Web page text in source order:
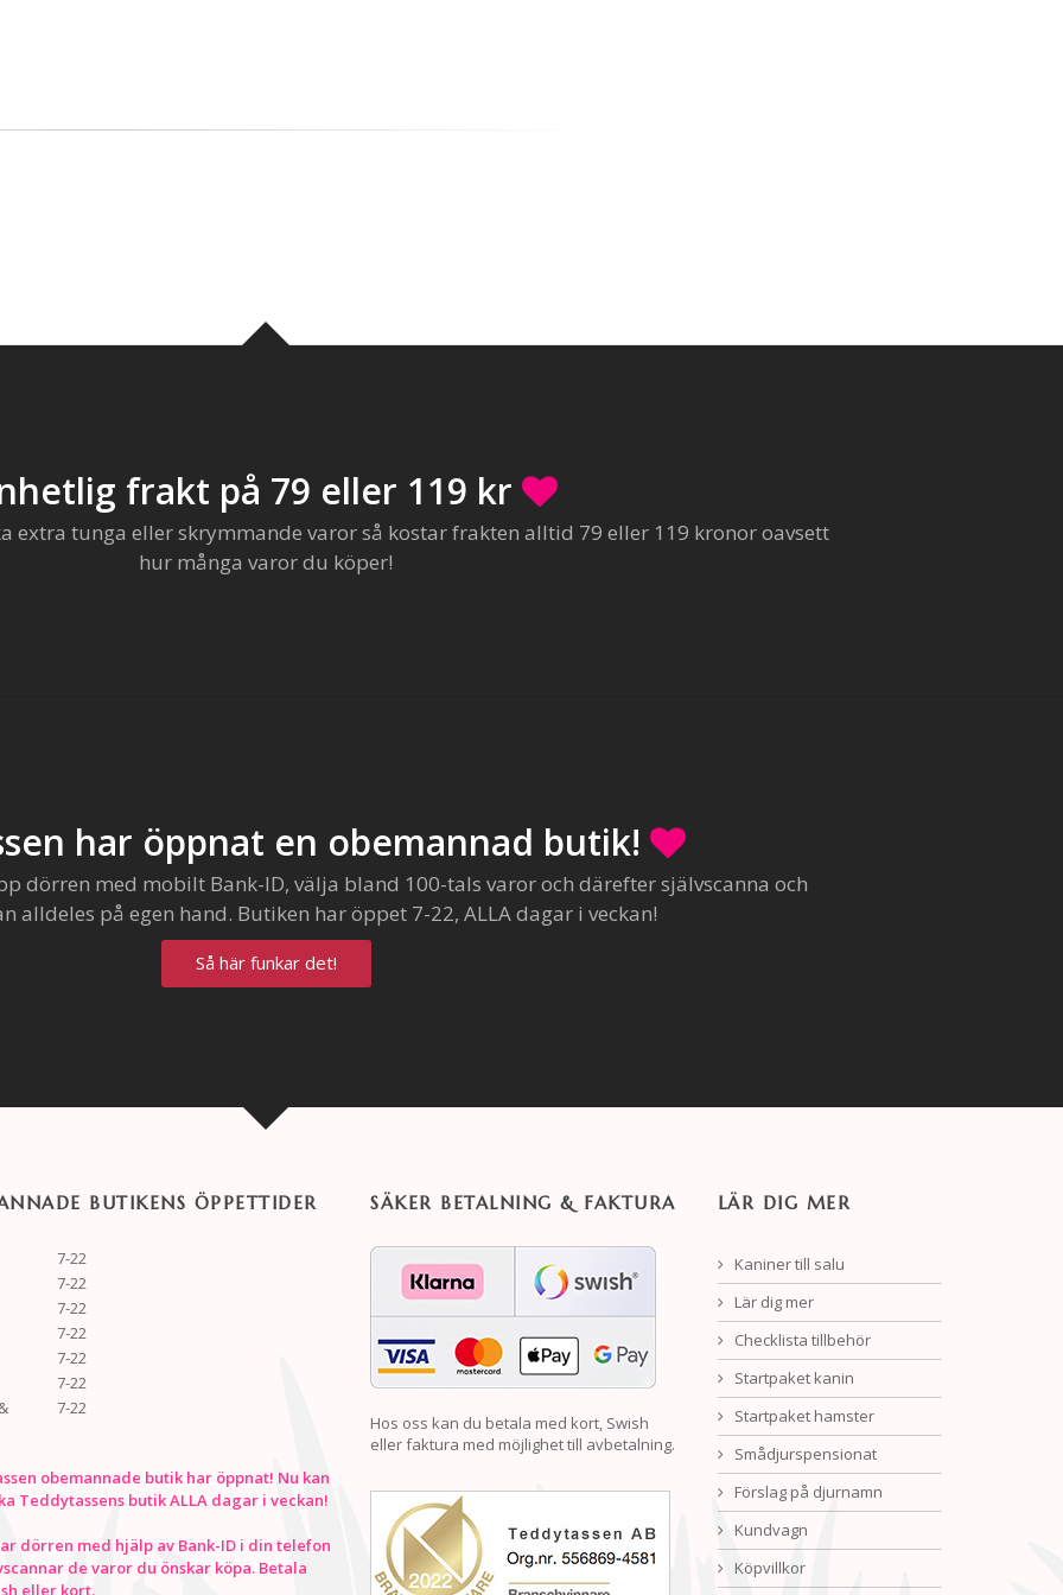
frakt på 79 eller 119 kr
extra tunga eller skrymmande varor så kostar frakten alltid 79 eller 119 kronor oavsett
hur många varor du köper!
har öppnat en obemannad butik!
dörren med mobilt Bank-ID, välja bland 100-tals varor och därefter självscanna och
alldeles på egen hand. Butiken har öppet 7-22, ALLA dagar i veckan!
Så här funkar det!
BUTIKENS ÖPPETTIDER
7-22
7-22
7-22
7-22
7-22
7-22
7-22
obemannade butik har öppnat! Nu kan
Teddytassens butik ALLA dagar i veckan!
dörren med hjälp av Bank-ID i din telefon
de varor du önskar köpa. Betala
eller kort.
SÄKER BETALNING & FAKTURA
Hos oss kan du betala med kort, Swish
eller faktura med möjlighet till avbetalning.
LÄR DIG MER
Kaniner till salu
Lär dig mer
Checklista tillbehör
Startpaket kanin
Startpaket hamster
Smådjurspensionat
Förslag på djurnamn
Kundvagn
Köpvillkor